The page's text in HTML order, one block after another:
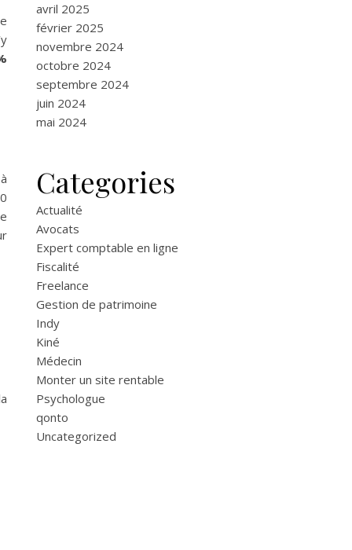
avril 2025
février 2025
novembre 2024
octobre 2024
septembre 2024
juin 2024
mai 2024
Categories
Actualité
Avocats
Expert comptable en ligne
Fiscalité
Freelance
Gestion de patrimoine
Indy
Kiné
Médecin
Monter un site rentable
Psychologue
qonto
Uncategorized